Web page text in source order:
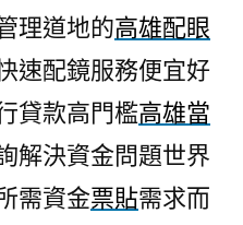
理道地的高雄配眼
速配鏡服務便宜好
貸款高門檻高雄當
解決資金問題世界
需資金票貼需求而